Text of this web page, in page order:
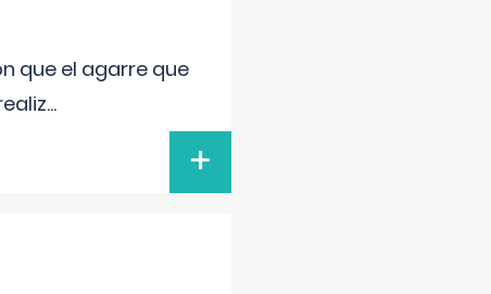
que el agarre que
...
+